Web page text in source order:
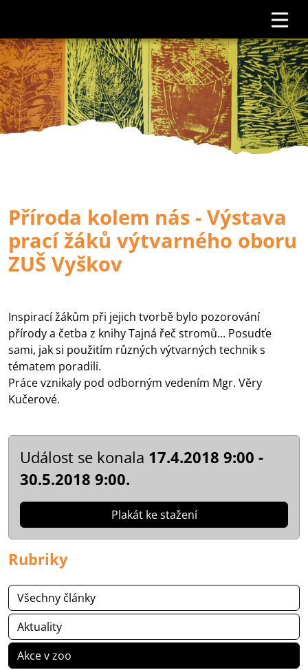
Příroda kolem nás - Výstava
prací žáků výtvarného oboru
ZUŠ Vyškov
Inspirací žákům při jejich tvorbě bylo pozorování
přírody a četba z knihy Tajná řeč stromů... Posudťe
sami, jak si použitím různých výtvarných technik s
tématem poradili.
Práce vznikaly pod odborným vedením Mgr. Věry
Kučerové.
Událost se konala 17.4.2018 9:00 -
30.5.2018 9:00.
Plakát ke stažení
Rubriky
Všechny články
Aktuality
Akce v zoo